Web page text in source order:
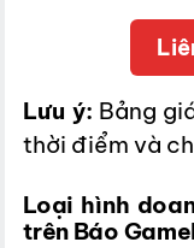
Lưu ý: Bảng
thời điểm và
Loại hình
trên Báo